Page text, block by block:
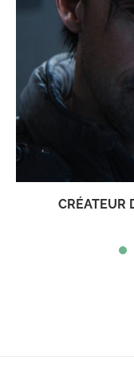
CRÉATEUR